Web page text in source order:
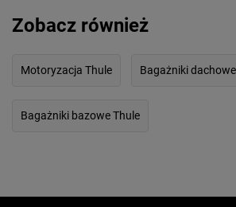
Zobacz również
Motoryzacja Thule Bagażniki
Bagażniki bazowe Thule